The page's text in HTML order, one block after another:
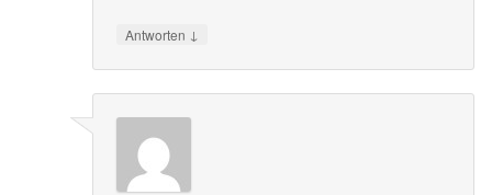
Antworten ↓